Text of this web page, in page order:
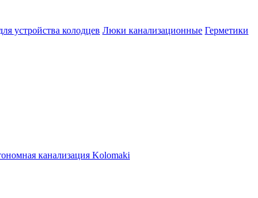
устройства колодцев Люки канализационные Герметики
канализация Kolomaki